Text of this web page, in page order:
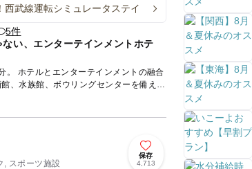
西武線運転シミュレータステイ
5件
い、エンターテインメントホテ
。 ホテルとエンターテインメントの融合
、水族館、ボウリングセンターを備える
, スポーツ施設
保存
4,713